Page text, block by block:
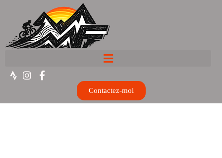
Contactez-moi